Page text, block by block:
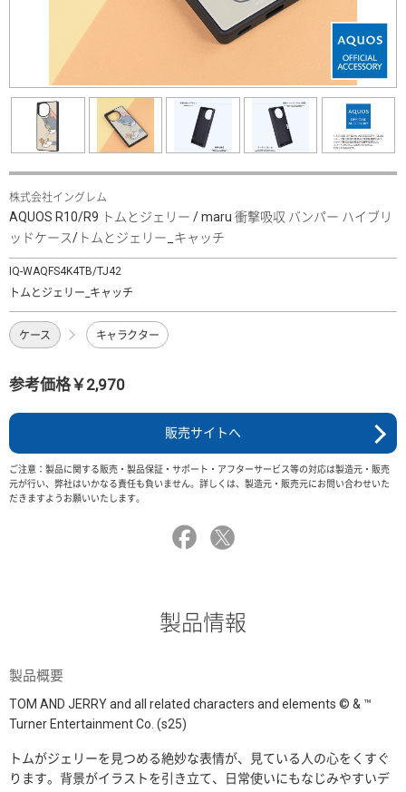
株式会社イングレム
AQUOS R10/R9 トムとジェリー / maru 衝撃吸収 バンパー ハイブリ
ッドケース/トムとジェリー_キャッチ
IQ-WAQFS4K4TB/TJ42
トムとジェリー_キャッチ
ケース キャラクター
参考価格￥2,970
販売サイトへ
ご注意：製品に関する販売・製品保証・サポート・アフターサービス等の対応は製造元・販売
元が行い、弊社はいかなる責任も負いません。詳しくは、製造元・販売元にお問い合わせいた
だきますようお願いいたします。
製品情報
製品概要
TOM AND JERRY and all related characters and elements © & ™
Turner Entertainment Co. (s25)
トムがジェリーを見つめる絶妙な表情が、見ている人の心をくすぐ
ります。背景がイラストを引き立て、日常使いにもなじみやすいデ